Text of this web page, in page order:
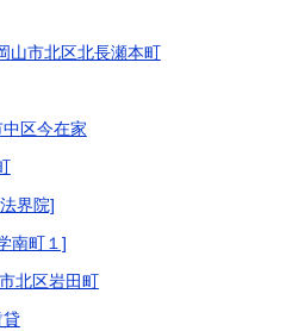
山市北区北長瀬本町
区今在家
界院]
南町１]
北区岩田町
貸